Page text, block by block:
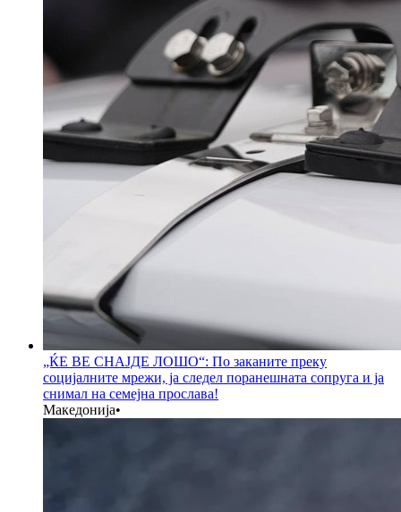
„ЌЕ ВЕ СНАЈДЕ ЛОШО“: По заканите преку
социјалните мрежи, ја следел поранешната сопруга и ја
снимал на семејна прослава!
Македонија•